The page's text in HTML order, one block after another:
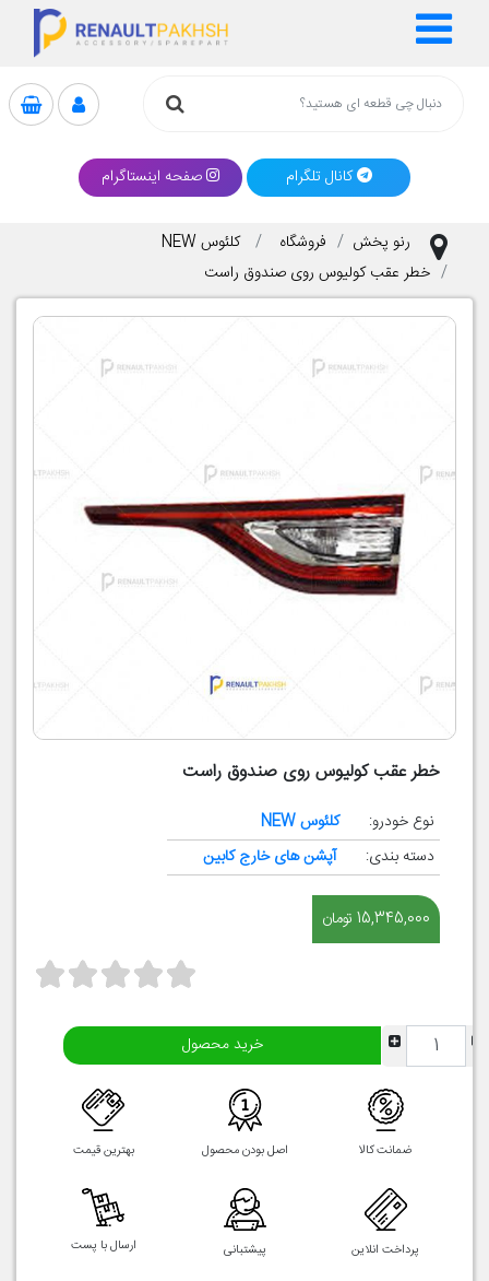
کانال تلگرام صفحه اینستاگرام
رنو پخش فروشگاه
کلئوس NEW
خطر عقب کولیوس روی صندوق راست
خطر عقب کولیوس روی صندوق راست
نوع خودرو:
کلئوس NEW
دسته بندی:
آپشن های خارج کابین
15,345,000 تومان
خرید محصول
ضمانت کالا اصل بودن محصول بهترین قیمت
پرداخت انلاین پیشتبانی ارسال با پست